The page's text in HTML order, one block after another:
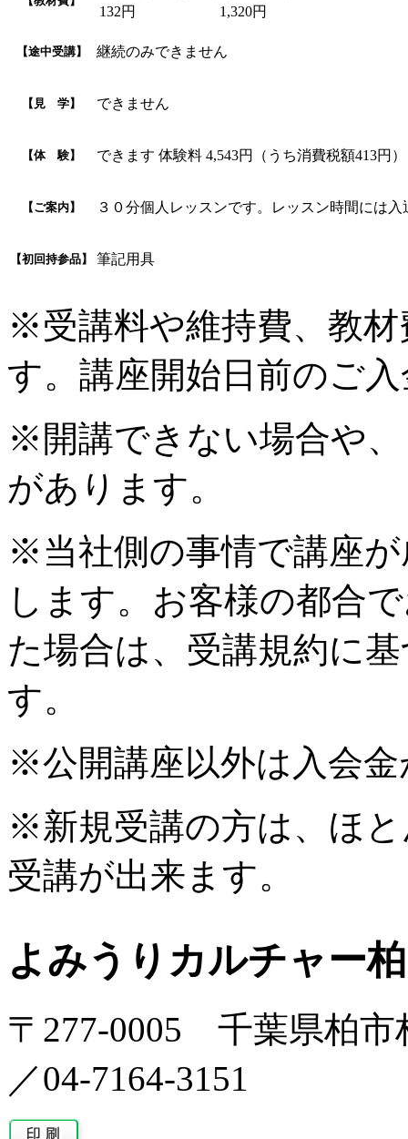
132円
1,320円
【途中受講】 継続のみできません
【見 学】 できません
【体 験】 できます 体験料 4,543円（うち消費税額413
【ご案内】 ３０分個人レッスンです。レッスン時間には
【初回持参品】 筆記用具
※受講料や維持費、教
す。講座開始日前のご
※開講できない場合や
があります。
※当社側の事情で講座
します。お客様の都合
た場合は、受講規約に
す。
※公開講座以外は入会
※新規受講の方は、ほ
受講が出来ます。
よみうりカルチャー柏
〒277-0005 千葉県柏市
／04-7164-3151